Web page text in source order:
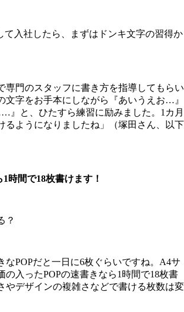
入社したら、まずはドンキ文字の習得か
専門のスタッフに書き方を指導してもらい
文字をお手本にしながら『あいうえお…』
』と、ひたすら練習に励みました。1カ月
るようになりましたね」（塚田さん、以下
1時間で18枚書けます！
？
なPOPだと一日に6枚ぐらいですね。A4サ
の入ったPOPの速書きなら1時間で18枚書
やデザインの複雑さなどで書ける枚数は変